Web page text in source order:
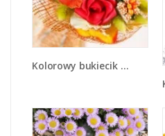
Kolorowy bukiecik do małej rączki - K125